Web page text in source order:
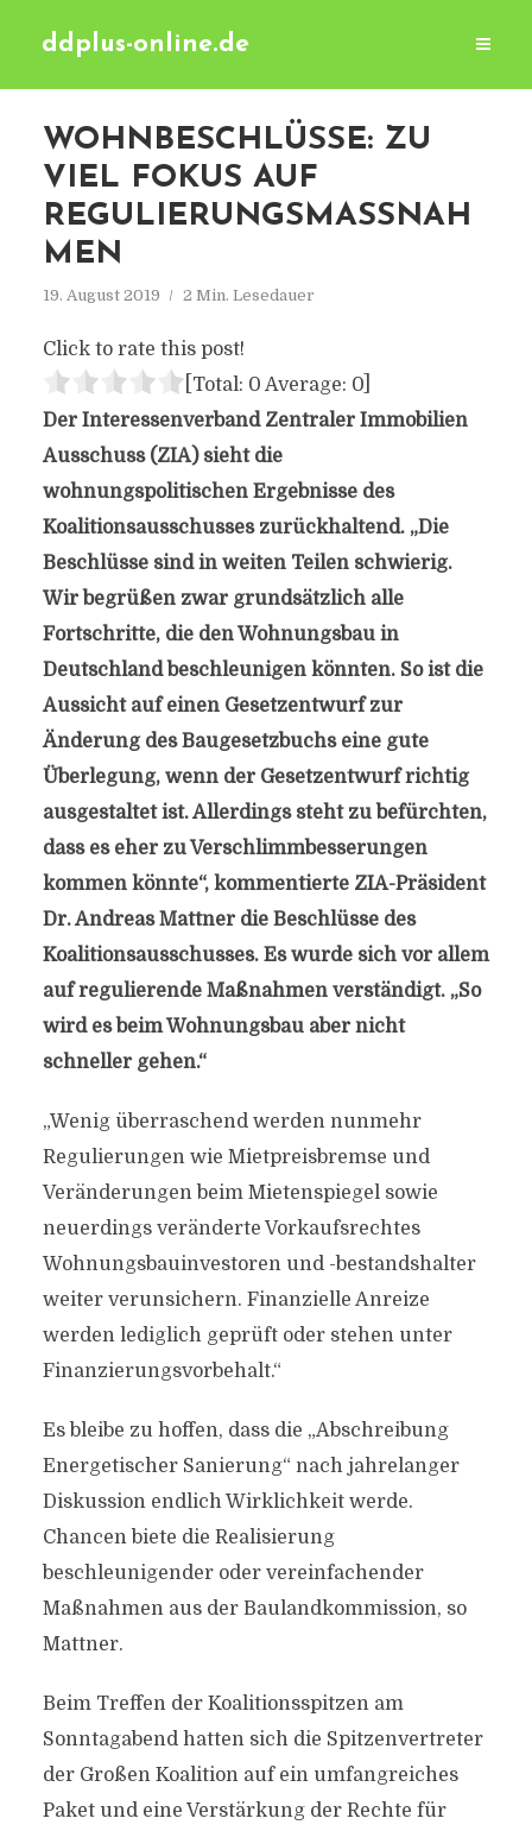
ddplus-online.de
WOHNBESCHLÜSSE: ZU
VIEL FOKUS AUF
REGULIERUNGSMASSNAHM
EN
19. August 2019 2 Min. Lesedauer
Click to rate this post!
[Total: 0 Average: 0]
Der Interessenverband Zentraler Immobilien
Ausschuss (ZIA) sieht die
wohnungspolitischen Ergebnisse des
Koalitionsausschusses zurückhaltend. „Die
Beschlüsse sind in weiten Teilen schwierig.
Wir begrüßen zwar grundsätzlich alle
Fortschritte, die den Wohnungsbau in
Deutschland beschleunigen könnten. So ist die
Aussicht auf einen Gesetzentwurf zur
Änderung des Baugesetzbuchs eine gute
Überlegung, wenn der Gesetzentwurf richtig
ausgestaltet ist. Allerdings steht zu befürchten,
dass es eher zu Verschlimmbesserungen
kommen könnte“, kommentierte ZIA-Präsident
Dr. Andreas Mattner die Beschlüsse des
Koalitionsausschusses. Es wurde sich vor allem
auf regulierende Maßnahmen verständigt. „So
wird es beim Wohnungsbau aber nicht
schneller gehen.“
„Wenig überraschend werden nunmehr
Regulierungen wie Mietpreisbremse und
Veränderungen beim Mietenspiegel sowie
neuerdings veränderte Vorkaufsrechtes
Wohnungsbauinvestoren und -bestandshalter
weiter verunsichern. Finanzielle Anreize
werden lediglich geprüft oder stehen unter
Finanzierungsvorbehalt.“
Es bleibe zu hoffen, dass die „Abschreibung
Energetischer Sanierung“ nach jahrelanger
Diskussion endlich Wirklichkeit werde.
Chancen biete die Realisierung
beschleunigender oder vereinfachender
Maßnahmen aus der Baulandkommission, so
Mattner.
Beim Treffen der Koalitionsspitzen am
Sonntagabend hatten sich die Spitzenvertreter
der Großen Koalition auf ein umfangreiches
Paket und eine Verstärkung der Rechte für